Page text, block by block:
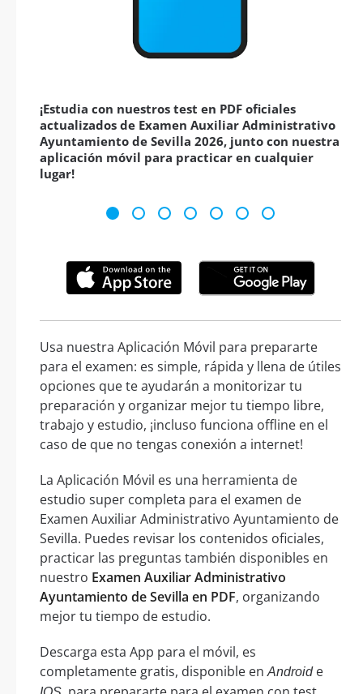
¡Estudia con nuestros test en PDF oficiales
actualizados de Examen Auxiliar Administrativo
Ayuntamiento de Sevilla 2026, junto con nuestra
aplicación móvil para practicar en cualquier
lugar!
Usa nuestra Aplicación Móvil para prepararte
para el examen: es simple, rápida y llena de útiles
opciones que te ayudarán a monitorizar tu
preparación y organizar mejor tu tiempo libre,
trabajo y estudio, ¡incluso funciona offline en el
caso de que no tengas conexión a internet!
La Aplicación Móvil es una herramienta de
estudio super completa para el examen de
Examen Auxiliar Administrativo Ayuntamiento de
Sevilla. Puedes revisar los contenidos oficiales,
practicar las preguntas también disponibles en
nuestro Examen Auxiliar Administrativo
Ayuntamiento de Sevilla en PDF, organizando
mejor tu tiempo de estudio.
Descarga esta App para el móvil, es
completamente gratis, disponible enAndroide